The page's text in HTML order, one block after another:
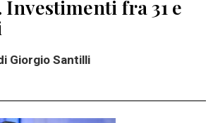
fra 31 e
Giorgio Santilli